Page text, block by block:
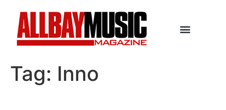
Tag: Inno